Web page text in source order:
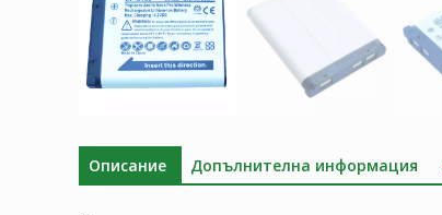
Описание Допълнителна информация